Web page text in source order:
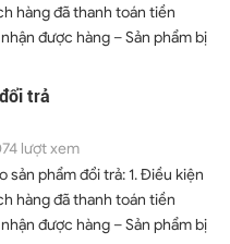
thông tin của các tổ chức, cá
truy cập, giao dịch trên Văn
hàng đã thanh toán tiền
được hàng – Sản phẩm bị
phẩm,... trong quá trình vận
lượng, thông tin và mẫu mã
hàng – Sản phẩm còn đầy đủ
từ kèm theo (chứng từ mua
nếu...
trả
lượt xem
sản phẩm đổi trả: 1. Điều kiện
hàng đã thanh toán tiền
được hàng – Sản phẩm bị